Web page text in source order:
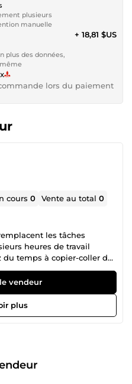
plusieurs
manuelle
plus des données,
+ 18,81 $US
lors du paiement
cours0 Vente au total0
les tâches
heures de travail
temps à copier-coller des
à remplir des tableaux
qui fait ça à votre
scraping (BeautifulSoup,
tâches (Google Sheets,
des données (CSV,
vendeur
plus